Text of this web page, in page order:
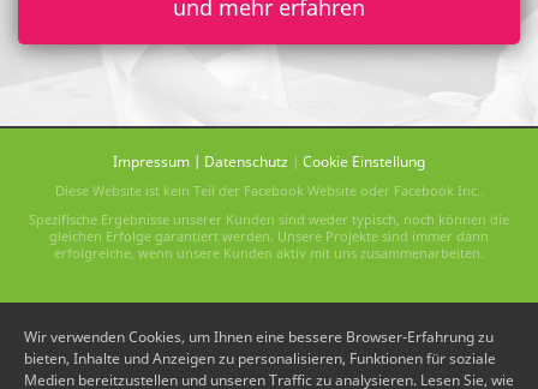
und mehr erfahren
Impressum | Datenschutz | Cookie Einstellung
Diese Website ist kein Teil der Facebook Website oder Facebook Inc..
Spezifische Ergebnisse unserer Kunden sind weder typisch, noch können die
gleichen Erfolge garantiert werden. Unsere Projekte sind immer dann
erfolgreiche, wenn unsere Kunden aktiv mit uns zusammenarbeiten.
Wir verwenden Cookies, um Ihnen eine bessere Browser-Erfahrung zu
bieten, Inhalte und Anzeigen zu personalisieren, Funktionen für soziale
Medien bereitzustellen und unseren Traffic zu analysieren. Lesen Sie, wie